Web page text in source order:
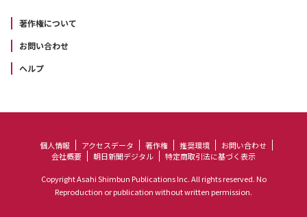
著作権について
お問い合わせ
ヘルプ
個人情報 アクセスデータ 著作権 推奨環境
お問い合わせ
会社概要
朝日新聞デジタル 特定商取引法に基づく表示
Copyright Asahi Shimbun Publications Inc. All rights reserved. No
Reproduction or publication without written permission.